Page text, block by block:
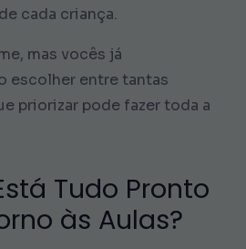
cada criança.
mas vocês já
escolher entre tantas
priorizar pode fazer toda a
Tudo Pronto
às Aulas?